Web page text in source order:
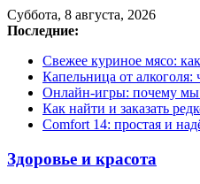
Суббота, 8 августа, 2026
Последние:
Свежее куриное мясо:
Капельница от алкоголя:
Онлайн-игры: почему мы
Как найти и заказать
Comfort 14: простая и
Здоровье и красота